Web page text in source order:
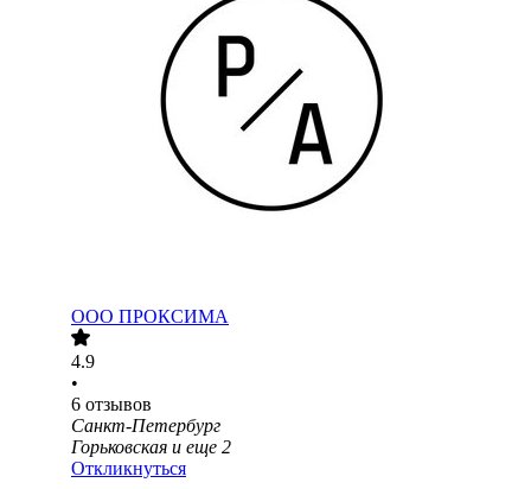
ООО ПРОКСИМА
4.9
•
6 отзывов
Санкт-Петербург
Горьковская и еще 2
Откликнуться